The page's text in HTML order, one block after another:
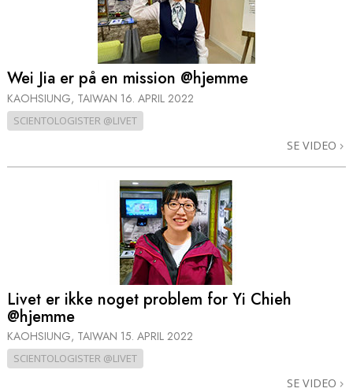
Wei Jia er på en mission @hjemme
KAOHSIUNG, TAIWAN 16. APRIL 2022
SCIENTOLOGISTER @LIVET
SE VIDEO
Livet er ikke noget problem for Yi Chieh
@hjemme
KAOHSIUNG, TAIWAN 15. APRIL 2022
SCIENTOLOGISTER @LIVET
SE VIDEO